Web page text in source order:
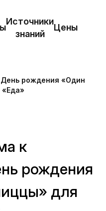
Источники
знаний
Цены
рождения «Один
к
рождения
для